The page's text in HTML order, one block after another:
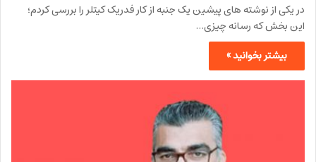
در یکی از نوشته های پیشین یک جنبه از کار فدریک کیتلر را بررسی کردم؛
این بخش که رسانه چیزی…
بیشتر بخوانید »